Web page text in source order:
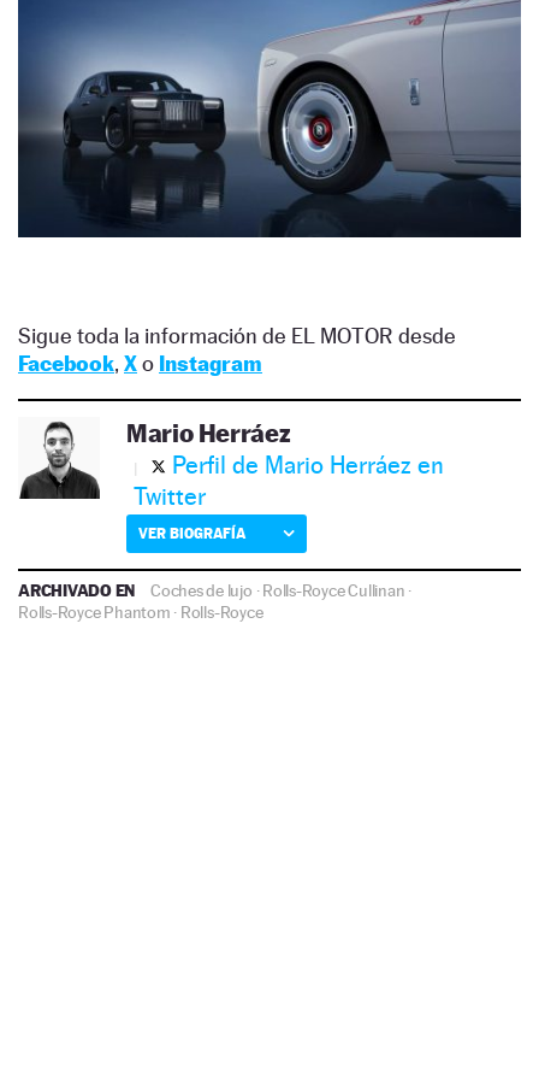
Sigue toda la información de EL MOTOR desde
Facebook, Xo Instagram
Mario Herráez
Perfil de Mario Herráez en
Twitter
VER BIOGRAFÍA
ARCHIVADO EN Coches de lujo ·Rolls-Royce Cullinan ·
Rolls-Royce Phantom · Rolls-Royce